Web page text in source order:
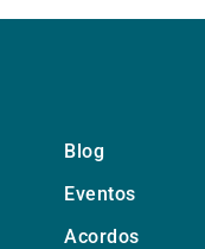
Blog
Eventos
Acordos